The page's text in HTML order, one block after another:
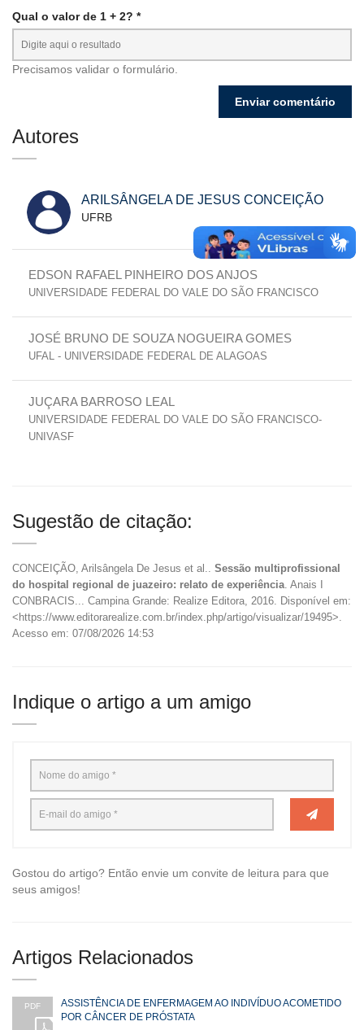
Qual o valor de 1 + 2? *
Precisamos validar o formulário.
Autores
ARILSÂNGELA DE JESUS CONCEIÇÃO
UFRB
EDSON RAFAEL PINHEIRO DOS ANJOS
UNIVERSIDADE FEDERAL DO VALE DO SÃO FRANCISCO
JOSÉ BRUNO DE SOUZA NOGUEIRA GOMES
UFAL - UNIVERSIDADE FEDERAL DE ALAGOAS
JUÇARA BARROSO LEAL
UNIVERSIDADE FEDERAL DO VALE DO SÃO FRANCISCO-
UNIVASF
Sugestão de citação:
CONCEIÇÃO, Arilsângela De Jesus et al.. Sessão multiprofissional
do hospital regional de juazeiro: relato de experiência . Anais I
CONBRACIS... Campina Grande: Realize Editora, 2016. Disponível em:
<https://www.editorarealize.com.br/index.php/artigo/visualizar/19495>.
Acesso em: 07/08/2026 14:53
Indique o artigo a um amigo
Gostou do artigo? Então envie um convite de leitura para que
seus amigos!
Artigos Relacionados
PDF
ASSISTÊNCIA DE ENFERMAGEM AO INDIVÍDUO ACOMETIDO
POR CÂNCER DE PRÓSTATA